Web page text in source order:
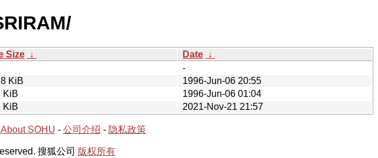
Size ↓ Date ↓
-
KiB
1996-Jun-06 20:55
KiB
1996-Jun-06 01:04
KiB 2021-Nov-21 21:57
About SOHU - 公司介绍 - 隐私政策
搜狐公司 版权所有